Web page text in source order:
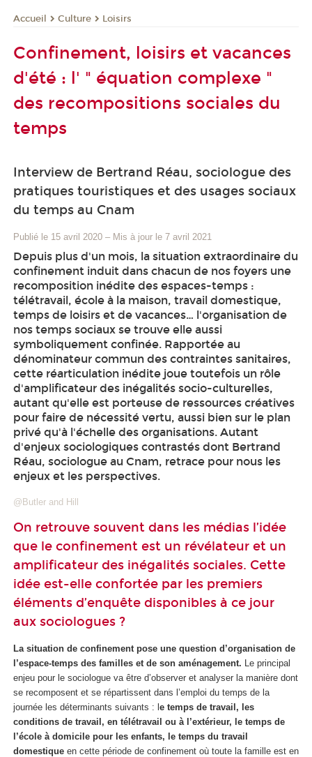
Accueil Culture Loisirs
Confinement, loisirs et vacances
d'été : l' " équation complexe "
des recompositions sociales du
temps
Interview de Bertrand Réau, sociologue des
pratiques touristiques et des usages sociaux
du temps au Cnam
Publié le 15 avril 2020 – Mis à jour le 7 avril 2021
Depuis plus d'un mois, la situation extraordinaire du
confinement induit dans chacun de nos foyers une
recomposition inédite des espaces-temps :
télétravail, école à la maison, travail domestique,
temps de loisirs et de vacances… l'organisation de
nos temps sociaux se trouve elle aussi
symboliquement confinée. Rapportée au
dénominateur commun des contraintes sanitaires,
cette réarticulation inédite joue toutefois un rôle
d'amplificateur des inégalités socio-culturelles,
autant qu'elle est porteuse de ressources créatives
pour faire de nécessité vertu, aussi bien sur le plan
privé qu'à l'échelle des organisations. Autant
d'enjeux sociologiques contrastés dont Bertrand
Réau, sociologue au Cnam, retrace pour nous les
enjeux et les perspectives.
@Butler and Hill
On retrouve souvent dans les médias l’idée
que le confinement est un révélateur et un
amplificateur des inégalités sociales. Cette
idée est-elle confortée par les premiers
éléments d’enquête disponibles à ce jour
aux sociologues ?
La situation de confinement pose une question d’organisation de
l’espace-temps des familles et de son aménagement.
Le principal
enjeu pour le sociologue va être d’observer et analyser la manière dont
se recomposent et se répartissent dans l’emploi du temps de la
journée les déterminants suivants : l e temps de travail, les
conditions de travail, en télétravail ou à l’extérieur, le temps de
l’école à domicile pour les enfants, le temps du travail
domestique en cette période de confinement où toute la famille est en